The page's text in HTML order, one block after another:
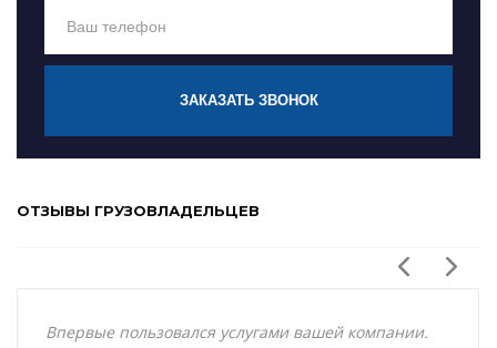
ЗАКАЗАТЬ ЗВОНОК
ОТЗЫВЫ ГРУЗОВЛАДЕЛЬЦЕВ
Впервые пользовался услугами вашей компании.